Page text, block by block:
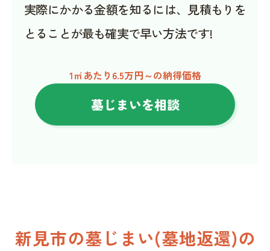
実際にかかる金額を知るには、見積もりを
とることが最も確実で早い方法です!
1㎡あたり6.5万円～の納得価格
墓じまいを相談
新見市の墓じまい(墓地返還)の